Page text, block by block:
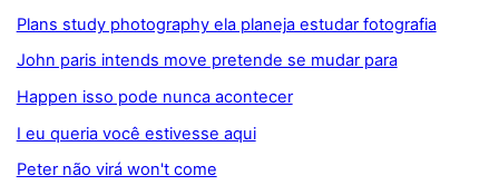
Plans study photography ela planeja estudar fotografia
John paris intends move pretende se mudar para
Happen isso pode nunca acontecer
I eu queria você estivesse aqui
Peter não virá won't come